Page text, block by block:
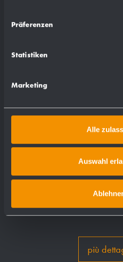
Präferenzen
Statistiken
Marketing
Alle
Auswahl
Maniglione ad U
più